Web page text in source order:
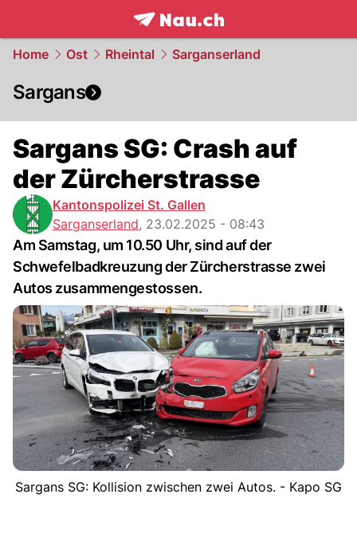
frontpage.NAU.ch
Home Ost Rheintal Sarganserland
Sargans
Sargans SG: Crash auf
der Zürcherstrasse
Kantonspolizei St. Gallen
Sarganserland, 23.02.2025 - 08:43
Am Samstag, um 10.50 Uhr, sind auf der
Schwefelbadkreuzung der Zürcherstrasse zwei
Autos zusammengestossen.
Sargans SG: Kollision zwischen zwei Autos. - Kapo SG